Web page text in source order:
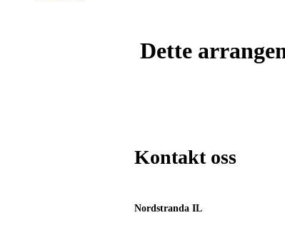
Dette
Kontakt oss
Nordstranda IL